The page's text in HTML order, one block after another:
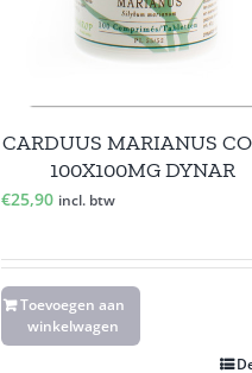
CARDUUS MARIANUS
100X100MG DYNAR
€25,90 incl. btw
Toevoegen aan
winkelwagen